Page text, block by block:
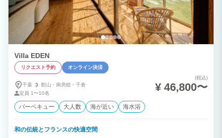
Villa EDEN
リクエスト予約 オンライン決済
千葉 館山・ 南房総・ 千倉
定員 1〜10名
(税込)
¥ 46,800〜
バーベキュー 大人数 海が近い 海水浴
和の伝統とフランスの快適空間